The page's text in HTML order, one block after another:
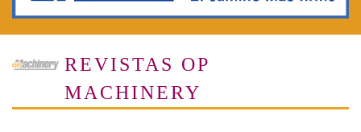
REVISTAS OP
MACHINERY